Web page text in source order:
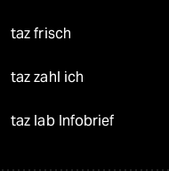
taz frisch
taz zahl ich
taz lab Infobrief